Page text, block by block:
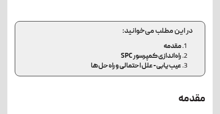
در این مطلب می‌خوانید:
مقدمه
راه‌اندازی کمپرسور SPC
عیب یابی- علل احتمالی و راه‌حل‌ها
مقدمه